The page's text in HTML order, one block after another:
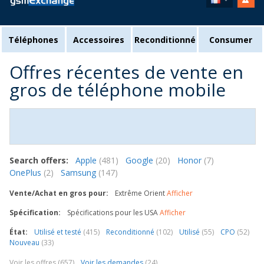
Téléphones Accessoires Reconditionné Consumer
Offres récentes de vente en
gros de téléphone mobile
Search offers: Apple (481) Google (20) Honor (7)
OnePlus (2) Samsung (147)
Vente/Achat en gros pour: Extrême OrientAfficher
Spécification:
Spécifications pour les USAAfficher
État:
Utilisé et testé (415) Reconditionné (102) Utilisé (55) CPO (52)
Nouveau (33)